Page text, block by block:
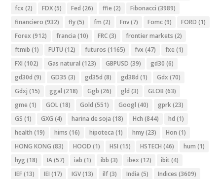
fcx (2) FDX(5) Fed (26) ffie (2) Fibonacci (3989)
financiero (932) fly(5) fm (2) Fnv(7) Fomc(9) FORD (1)
Forex (912) francia (10) FRC(3) frontier markets (2)
ftmib (1) FUTU (12) futuros (1165) fvx (47) fxe (1)
FXI (102) Gas natural (123) GBPUSD (39) gd30 (6)
gd30d (9) GD35 (3) gd35d (8) gd38d (1) Gdx (70)
Gdxj (15) ggal (218) Ggb (26) gld (3) GLOB (63)
gme (1) GOL(18) Gold (551) Googl (40) gprk(23)
GS (1) GXG (4) harina de soja (18) Hch (844) hd (1)
health (19) hims (16) hipoteca (1) hmy(23) Hon (1)
HONG KONG (83) HOOD (1) HSI (15) HSTECH (46) hum (1)
hyg (18) IA(57) iab (1) ibb (3) ibex (12) ibit (4)
IEF(13) IEI (17) IGV(13) ilf(3) India (5) Indices (3609)